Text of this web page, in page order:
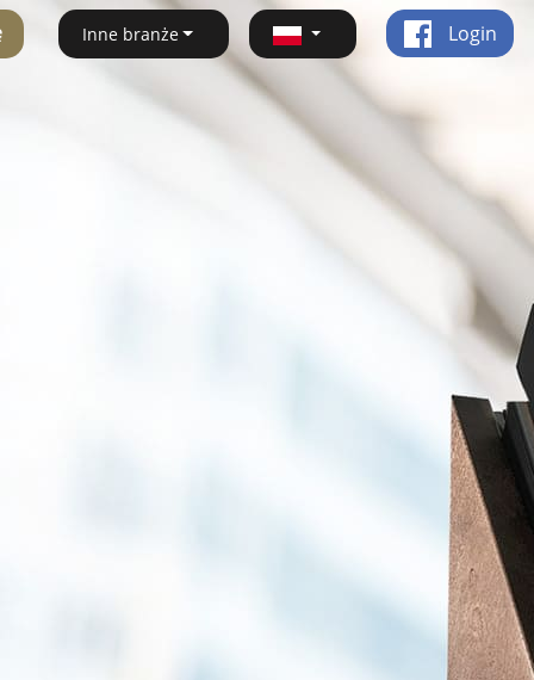
Inne branże Login